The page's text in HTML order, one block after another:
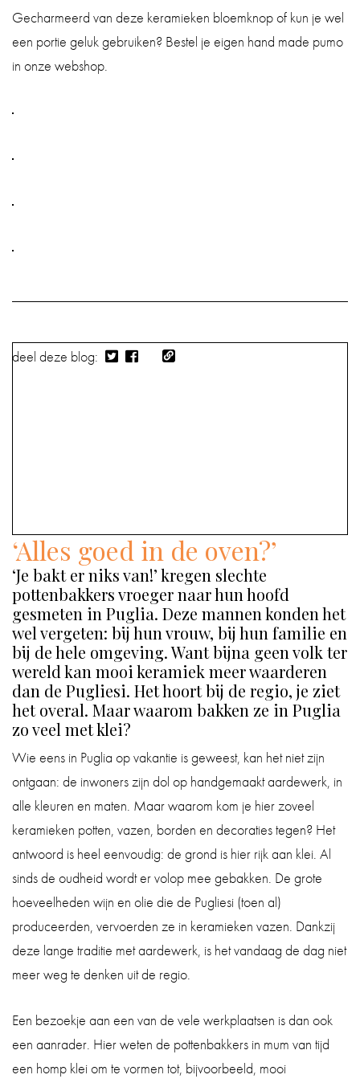
Gecharmeerd van deze keramieken bloemknop of kun je wel
een portie geluk gebruiken? Bestel je eigen hand made pumo
in onze webshop.
deel deze blog:
‘Alles goed in de oven?’
‘Je bakt er niks van!’ kregen slechte
pottenbakkers vroeger naar hun hoofd
gesmeten in Puglia. Deze mannen konden het
wel vergeten: bij hun vrouw, bij hun familie en
bij de hele omgeving. Want bijna geen volk ter
wereld kan mooi keramiek meer waarderen
dan de Pugliesi. Het hoort bij de regio, je ziet
het overal. Maar waarom bakken ze in Puglia
zo veel met klei?
Wie eens in Puglia op vakantie is geweest, kan het niet zijn
ontgaan: de inwoners zijn dol op handgemaakt aardewerk, in
alle kleuren en maten. Maar waarom kom je hier zoveel
keramieken potten, vazen, borden en decoraties tegen? Het
antwoord is heel eenvoudig: de grond is hier rijk aan klei. Al
sinds de oudheid wordt er volop mee gebakken. De grote
hoeveelheden wijn en olie die de Pugliesi (toen al)
produceerden, vervoerden ze in keramieken vazen. Dankzij
deze lange traditie met aardewerk, is het vandaag de dag niet
meer weg te denken uit de regio.
Een bezoekje aan een van de vele werkplaatsen is dan ook
een aanrader. Hier weten de pottenbakkers in mum van tijd
een homp klei om te vormen tot, bijvoorbeeld, mooi